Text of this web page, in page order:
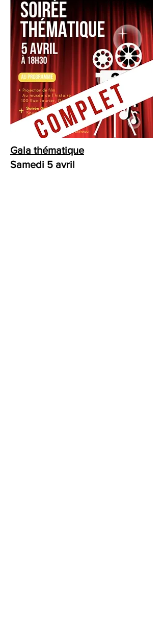
Gala thématique
Samedi 5 avril